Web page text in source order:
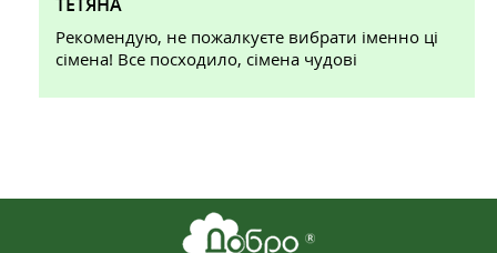
Рекомендую, не пожалкуєте вибрати іменно ці
сімена! Все посходило, сімена чудові